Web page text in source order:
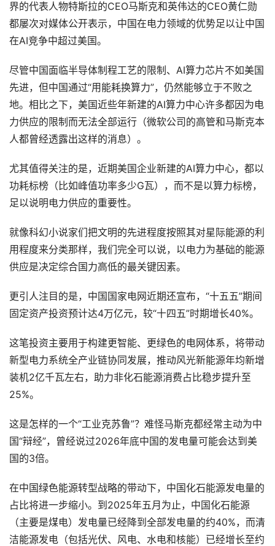
界的代表人物特斯拉的CEO马斯克和英伟达的CEO黄仁勋
都屡次对媒体公开表示，中国在电力领域的优势足以让中国
在AI竞争中超过美国。
尽管中国面临半导体制程工艺的限制、AI算力芯片不如美国
先进，但中国通过“用能耗换算力”，仍然能够立于不败之
地。相比之下，美国近些年新建的AI算力中心许多都因为电
力供应的限制而无法全部运行（微软公司的高管和马斯克本
人都曾经透露出这样的消息）。
尤其值得关注的是，近期美国企业新建的AI算力中心，都以
功耗标榜（比如峰值功率多少G瓦），而不是以算力标榜，
足以说明电力供应的重要性。
就像科幻小说家们把文明的先进程度按照其对星际能源的利
用程度来分类那样，我们完全可以说，以电力为基础的能源
供应是决定综合国力高低的最关键因素。
更引人注目的是，中国国家电网近期还宣布，“十五五”期间
固定资产投资预计达4万亿元，较“十四五”时期增长40%。
这笔投资主要用于构建更智能、更绿色的电网体系，将带动
新型电力系统全产业链协同发展，推动风光新能源年均新增
装机2亿千瓦左右，助力非化石能源消费占比稳步提升至
25%。
这是怎样的一个“工业克苏鲁”？难怪马斯克都经常主动为中
国“辩经”，曾经说过2026年底中国的发电量可能会达到美
国的3倍。
在中国绿色能源转型战略的带动下，中国化石能源发电量的
占比将进一步缩小。到2025年五月为止，中国化石能源
（主要是煤电）发电量已经降到全部发电量的约40%，而清
洁能源发电（包括光伏、风电、水电和核能）已经增长至约